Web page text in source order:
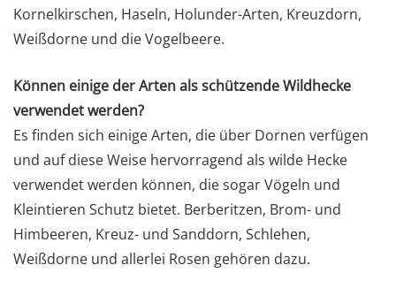
Kornelkirschen, Haseln, Holunder-Arten, Kreuzdorn,
Weißdorne und die Vogelbeere.
Können einige der Arten als schützende Wildhecke
verwendet werden?
Es finden sich einige Arten, die über Dornen verfügen
und auf diese Weise hervorragend als wilde Hecke
verwendet werden können, die sogar Vögeln und
Kleintieren Schutz bietet. Berberitzen, Brom- und
Himbeeren, Kreuz- und Sanddorn, Schlehen,
Weißdorne und allerlei Rosen gehören dazu.